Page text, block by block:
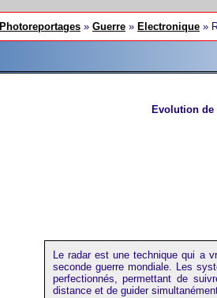
Photoreportages » Guerre » Electronique »
Evolution de
Le radar est une technique qui a
seconde guerre mondiale. Les
perfectionnés, permettant de
distance et de guider